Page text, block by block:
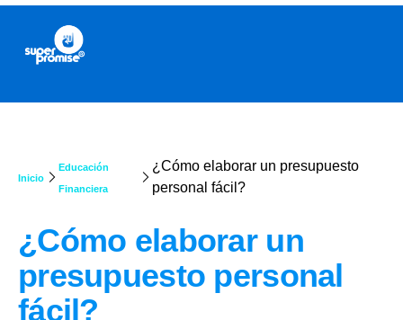
Inicio
Educación
Financiera
¿Cómo elaborar un presupuesto
personal fácil?
¿Cómo elaborar un
presupuesto personal
fácil?